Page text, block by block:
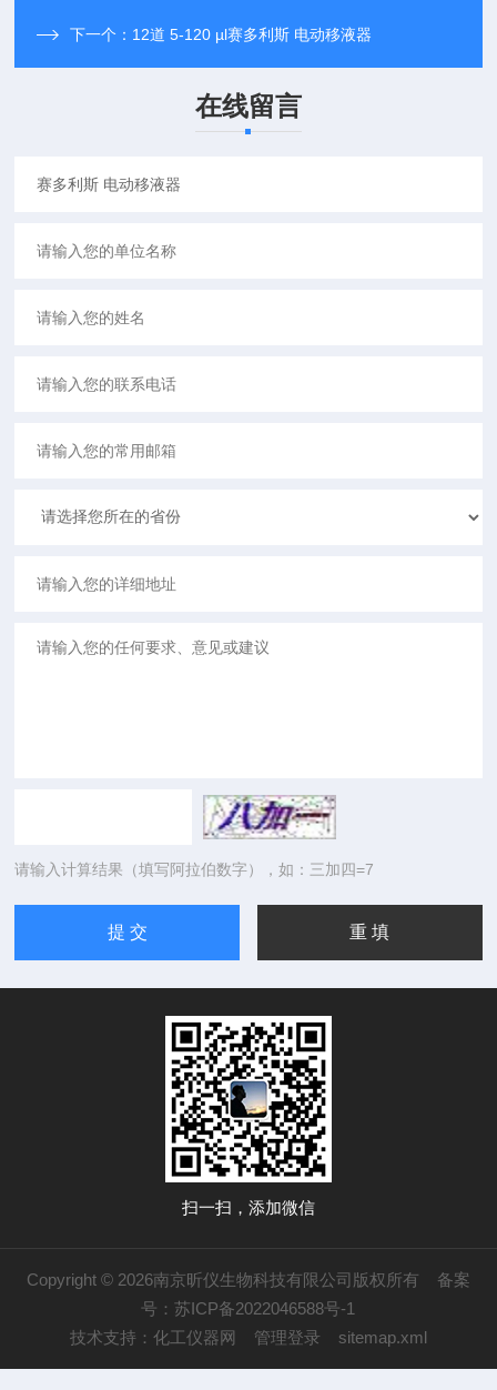
下一个： 12道 5-120 µl赛多利斯 电动移液器
在线留言
请输入计算结果（填写阿拉伯数字），如：三加四=7
扫一扫，添加微信
Copyright © 2026南京昕仪生物科技有限公司版权所有 备案
号：苏ICP备2022046588号-1
技术支持： 化工仪器网 管理登录 sitemap.xml